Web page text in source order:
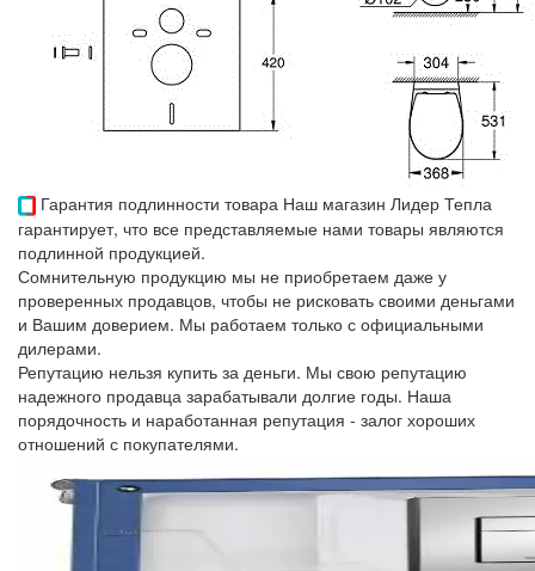
Гарантия подлинности товара Наш магазин Лидер Тепла
гарантирует, что все представляемые нами товары являются
подлинной продукцией.
Сомнительную продукцию мы не приобретаем даже у
проверенных продавцов, чтобы не рисковать своими деньгами
и Вашим доверием. Мы работаем только с официальными
дилерами.
Репутацию нельзя купить за деньги. Мы свою репутацию
надежного продавца зарабатывали долгие годы. Наша
порядочность и наработанная репутация - залог хороших
отношений с покупателями.